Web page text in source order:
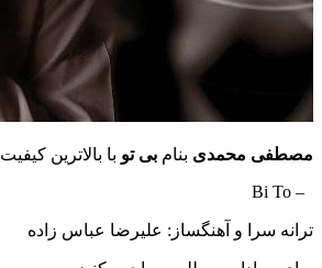
مصطفی محمدی بنام بی تو با بالاترین کیفیت
– Bi To
ترانه سرا و آهنگساز: علیرضا عباس زاده